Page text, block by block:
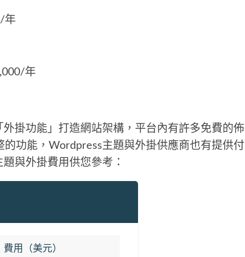
年
年
掛功能」打造網站架構，平台內有許多免費的佈
功能，Wordpress主題與外掛供應商也有提供付
與外掛費用供您參考：
費用（美元）